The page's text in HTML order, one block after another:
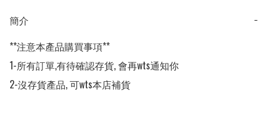
簡介
−
**注意本產品購買事項**
1-所有訂單,有待確認存貨, 會再wts通知你
2-沒存貨產品, 可wts本店補貨